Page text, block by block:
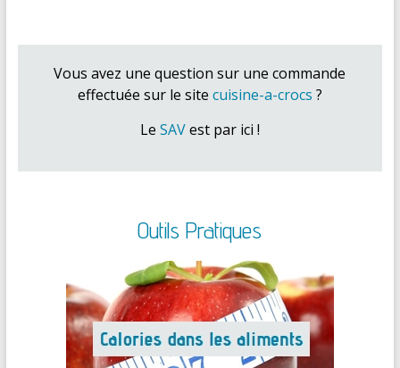
Vous avez une question sur une commande
effectuée sur le site cuisine-a-crocs ?
Le SAVest par ici !
Outils Pratiques